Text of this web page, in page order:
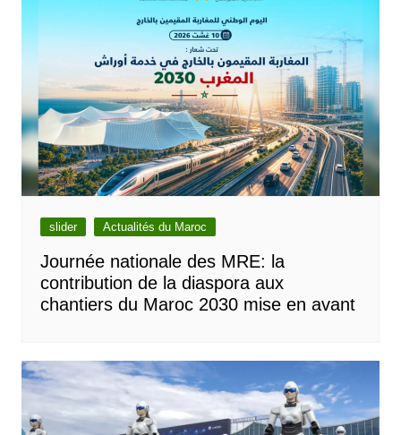
slider Actualités du Maroc
Journée nationale des MRE: la
contribution de la diaspora aux
chantiers du Maroc 2030 mise en avant